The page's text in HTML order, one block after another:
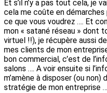
Et s’il n’y a pas tout cela, je
cela me coûte en
ce que vous voudrez …. Et
mon « satané réseau » dont
virtuel !!), je récupère aussi
mes clients de mon
bon commercial, c’est de
salons …. A voir ensuite si
m’amène à disposer (ou non)
stratégie de mon entreprise …